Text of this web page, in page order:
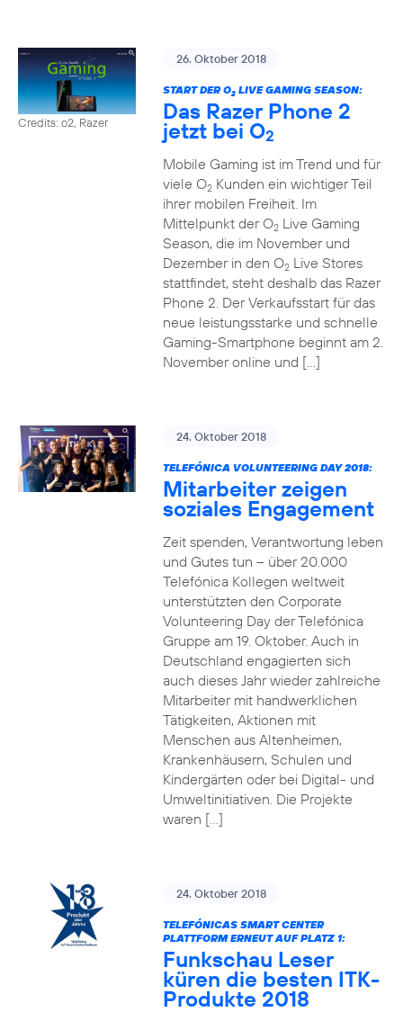
Credits: o2, Razer
26. Oktober 2018
START DER O2LIVE GAMING SEASON:
Das Razer Phone 2
jetzt bei O2
Mobile Gaming ist im Trend und für
viele O2Kunden ein wichtiger Teil
ihrer mobilen Freiheit. Im
Mittelpunkt der O2Live Gaming
Season, die im November und
Dezember in den O2Live Stores
stattfindet, steht deshalb das Razer
Phone 2. Der Verkaufsstart für das
neue leistungsstarke und schnelle
Gaming-Smartphone beginnt am 2.
November online und […]
24. Oktober 2018
TELEFÓNICA VOLUNTEERING DAY 2018:
Mitarbeiter zeigen
soziales Engagement
Zeit spenden, Verantwortung leben
und Gutes tun – über 20.000
Telefónica Kollegen weltweit
unterstützten den Corporate
Volunteering Day der Telefónica
Gruppe am 19. Oktober. Auch in
Deutschland engagierten sich
auch dieses Jahr wieder zahlreiche
Mitarbeiter mit handwerklichen
Tätigkeiten, Aktionen mit
Menschen aus Altenheimen,
Krankenhäusern, Schulen und
Kindergärten oder bei Digital- und
Umweltinitiativen. Die Projekte
waren […]
24. Oktober 2018
TELEFÓNICAS SMART CENTER
PLATTFORM ERNEUT AUF PLATZ 1:
Funkschau Leser
küren die besten ITK-
Produkte 2018